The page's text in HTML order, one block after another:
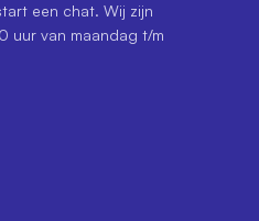
een chat. Wij zijn
uur van maandag t/m